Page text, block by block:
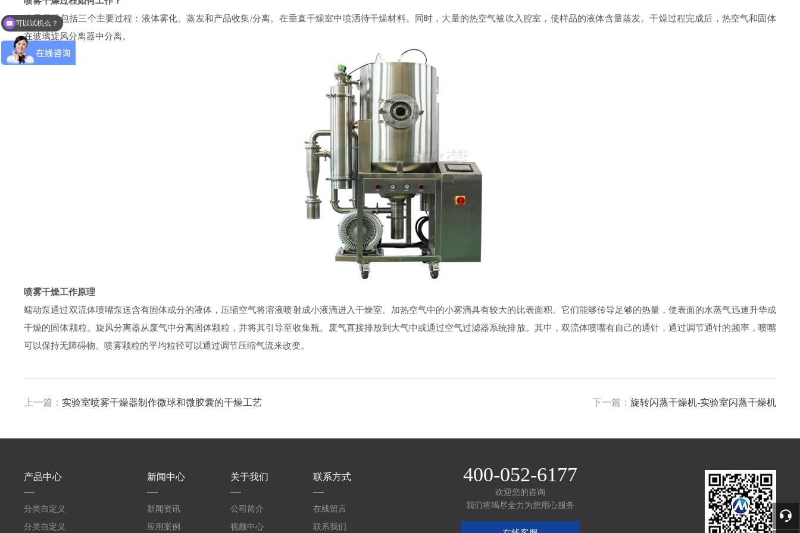
喷雾干燥包括三个主要过程：液体雾化、蒸发和产品收集/分离。在垂直干燥室中喷洒待干燥材料。同时，大量的热空气被吹入腔室，使样品的液体含量蒸发。干燥过程完成后，热空气和固体
在玻璃旋风分离器中分离。
喷雾干燥工作原理
蠕动泵通过双流体喷嘴泵送含有固体成分的液体，压缩空气将溶液喷射成小液滴进入干燥室。加热空气中的小雾滴具有较大的比表面积。它们能够传导足够的热量，使表面的水蒸气迅速升华成
干燥的固体颗粒。旋风分离器从废气中分离固体颗粒，并将其引导至收集瓶。废气直接排放到大气中或通过空气过滤器系统排放。其中，双流体喷嘴有自己的通针，通过调节通针的频率，喷嘴
可以保持无障碍物。喷雾颗粒的平均粒径可以通过调节压缩气流来改变。
上一篇： 实验室喷雾干燥器制作微球和微胶囊的干燥工艺 下一篇： 旋转闪蒸干燥机-实验室闪蒸干燥机
产品中心
分类自定义
分类自定义
新闻中心
新闻资讯
应用案例
关于我们
公司简介
视频中心
联系方式
在线留言
联系我们
400-052-6177
欢迎您的咨询
我们将竭尽全力为您用心服务
可以试机么？